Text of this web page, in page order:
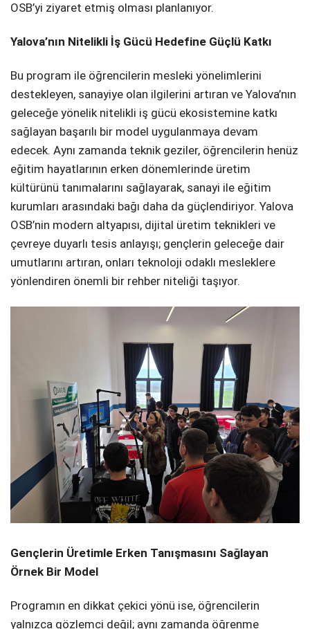
OSB’yi ziyaret etmiş olması planlanıyor.
Yalova’nın Nitelikli İş Gücü Hedefine Güçlü Katkı
Bu program ile öğrencilerin mesleki yönelimlerini
destekleyen, sanayiye olan ilgilerini artıran ve Yalova’nın
geleceğe yönelik nitelikli iş gücü ekosistemine katkı
sağlayan başarılı bir model uygulanmaya devam
edecek. Aynı zamanda teknik geziler, öğrencilerin henüz
eğitim hayatlarının erken dönemlerinde üretim
kültürünü tanımalarını sağlayarak, sanayi ile eğitim
kurumları arasındaki bağı daha da güçlendiriyor. Yalova
OSB’nin modern altyapısı, dijital üretim teknikleri ve
çevreye duyarlı tesis anlayışı; gençlerin geleceğe dair
umutlarını artıran, onları teknoloji odaklı mesleklere
yönlendiren önemli bir rehber niteliği taşıyor.
Gençlerin Üretimle Erken Tanışmasını Sağlayan
Örnek Bir Model
Programın en dikkat çekici yönü ise, öğrencilerin
yalnızca gözlemci değil; aynı zamanda öğrenme